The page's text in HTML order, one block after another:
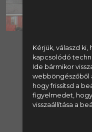
Kérjük, válaszd ki,
kapcsolódó
Ide bármikor
webböngészőből
hogy frissítsd a
figyelmedet,
visszaállítása a
A